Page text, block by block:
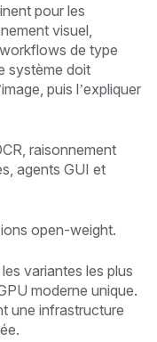
pour les
visuel,
de type
système doit
puis l’expliquer
raisonnement
agents GUI et
open-weight.
les variantes les plus
moderne unique.
une infrastructure